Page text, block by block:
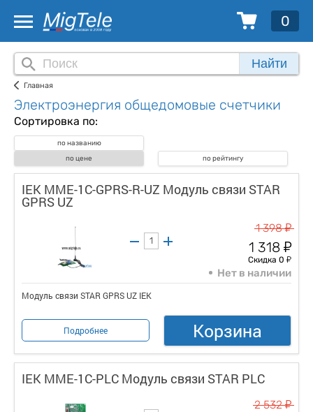
0
Найти
Главная
Электроэнергия общедомовые счетчики
Сортировка по:
по названию
по цене
по рейтингу
IEK MME-1C-GPRS-R-UZ Модуль связи STAR
GPRS UZ
1 398у
1 318 у
Скидка 0 у
Нет в наличии
Модуль связи STAR GPRS UZ IEK
Подробнее Корзина
IEK MME-1C-PLC Модуль связи STAR PLC
2 532у